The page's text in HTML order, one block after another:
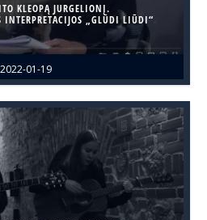
2022-01-19
KLEOPĄ JURGELIONĮ.
INTERPRETACIJOS „GLŪDI LIŪDI“